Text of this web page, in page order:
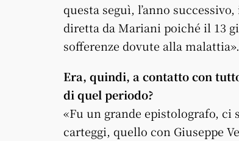
questa seguì, l’anno
diretta da Mariani poiché il 13
sofferenze dovute alla malattia».
Era, quindi, a contatto con
di quel periodo?
«Fu un grande epistolografo,
carteggi, quello con Giuseppe